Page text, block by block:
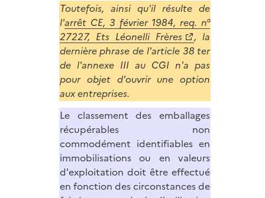
Toutefois, ainsi qu'il résulte de
l'arrêt CE, 3 février 1984, req. n°
27227, Ets Léonelli Frères
, la
dernière phrase de l'article 38 ter
de l'annexe III au CGI n'a pas
pour objet d'ouvrir une option
aux entreprises.
Le classement des emballages
récupérables non
commodément identifiables en
immobilisations ou en valeurs
d'exploitation doit être effectué
en fonction des circonstances de